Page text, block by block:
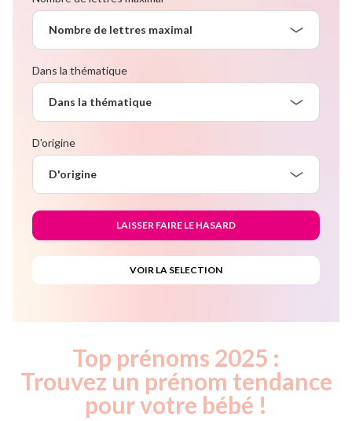
Nombre de lettres maximal
Dans la thématique
Dans la thématique
D'origine
D'origine
Top prénoms 2025 :
Trouvez un prénom tendance
pour votre bébé !